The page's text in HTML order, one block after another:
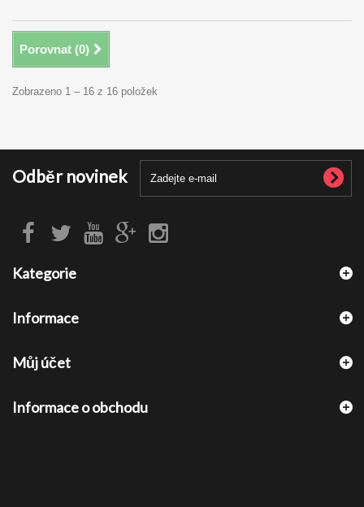
Porovnat (0)
Zobrazeno 1 – 16 z 16 položek
Odběr novinek
Kategorie
Informace
Můj účet
Informace o obchodu